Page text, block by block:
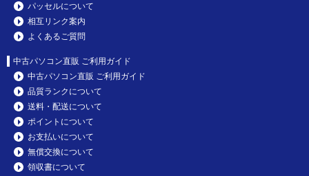
パッセルについて
相互リンク案内
よくあるご質問
中古パソコン直販 ご利用ガイド
中古パソコン直販 ご利用ガイド
品質ランクについて
送料・配送について
ポイントについて
お支払いについて
無償交換について
領収書について